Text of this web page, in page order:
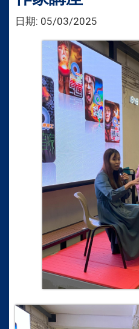
日期: 05/03/2025